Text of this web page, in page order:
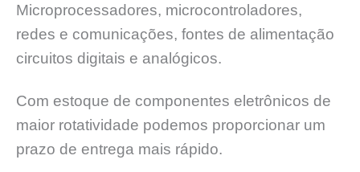
Microprocessadores, microcontroladores,
redes e comunicações, fontes de alimentação
circuitos digitais e analógicos.
Com estoque de componentes eletrônicos de
maior rotatividade podemos proporcionar um
prazo de entrega mais rápido.